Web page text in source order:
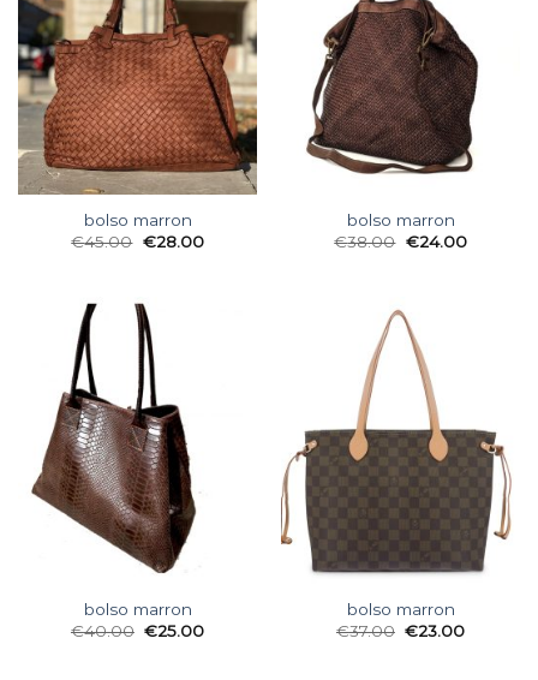
bolso marron
€45.00 €28.00
bolso marron
€38.00 €24.00
bolso marron
€40.00 €25.00
bolso marron
€37.00 €23.00